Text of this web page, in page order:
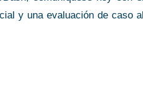
y una evaluación de caso al
Faith G.